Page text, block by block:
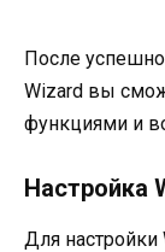
После
Wizard вы
функциями и
Настройка
Для